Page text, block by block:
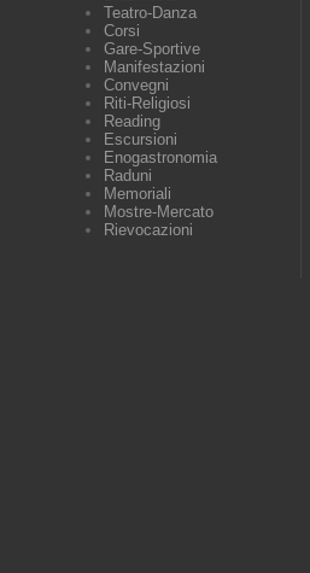
Teatro-Danza
Corsi
Gare-Sportive
Manifestazioni
Convegni
Riti-Religiosi
Reading
Escursioni
Enogastronomia
Raduni
Memoriali
Mostre-Mercato
Rievocazioni